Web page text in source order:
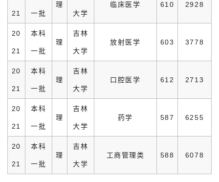
21 一批
理
大学
临床医学 610 2928
20
21
本科
一批
理
吉林
大学
放射医学 603 3778
20
21
本科
一批
理
吉林
大学
口腔医学 612 2713
20
21
本科
一批
理
吉林
大学
药学 587 6255
20
21
本科
一批
理
吉林
大学
工商管理类 588 6078